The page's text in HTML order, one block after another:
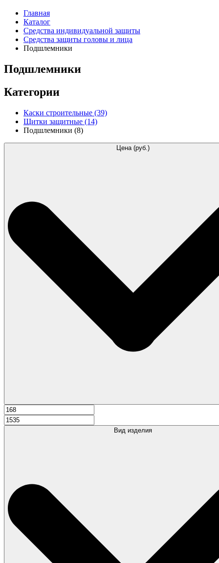
Главная
Каталог
Средства индивидуальной защиты
Средства защиты головы и лица
Подшлемники
Подшлемники
Категории
Каски строительные (39)
Щитки защитные (14)
Подшлемники (8)
Цена (руб.)